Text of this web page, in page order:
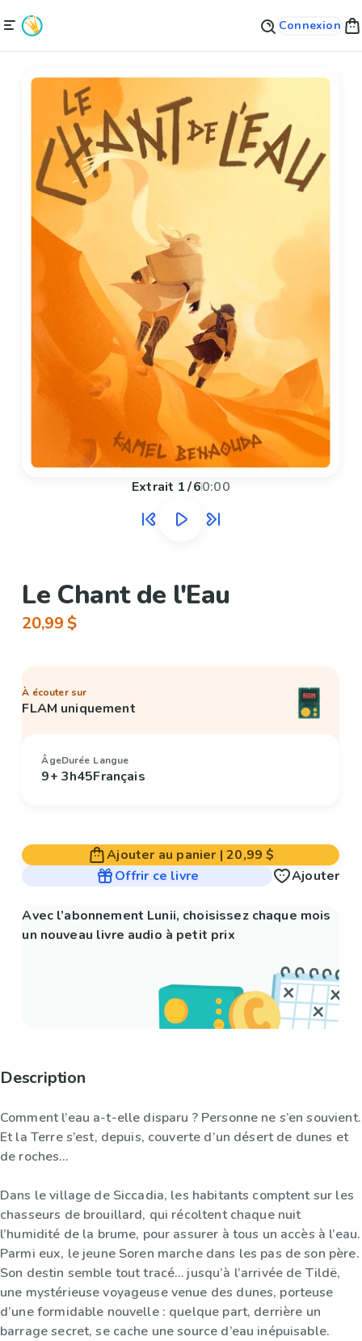
Connexion
Extrait 1/60:00
Le Chant de l'Eau
20,99 $
À écouter sur
FLAM uniquement
Âge
9+
Durée
3h45
Langue
Français
Ajouter au panier |20,99 $
Offrir ce livre
Ajouter
Avec l’abonnement Lunii, choisissez chaque mois
un nouveau livre audio à petit prix
Description
Comment l’eau a-t-elle disparu ? Personne ne s’en souvient.
Et la Terre s’est, depuis, couverte d’un désert de dunes et
de roches…
Dans le village de Siccadia, les habitants comptent sur les
chasseurs de brouillard, qui récoltent chaque nuit
l’humidité de la brume, pour assurer à tous un accès à l’eau.
Parmi eux, le jeune Soren marche dans les pas de son père.
Son destin semble tout tracé… jusqu’à l’arrivée de Tildë,
une mystérieuse voyageuse venue des dunes, porteuse
d’une formidable nouvelle : quelque part, derrière un
barrage secret, se cache une source d’eau inépuisable.